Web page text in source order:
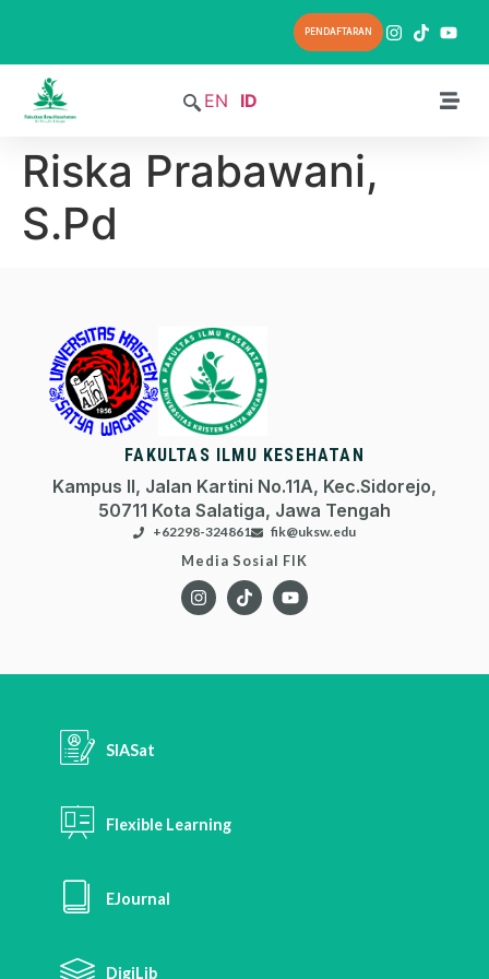
PENDAFTARAN
EN ID
Riska Prabawani,
S.Pd
FAKULTAS ILMU KESEHATAN
Kampus II, Jalan Kartini No.11A, Kec.Sidorejo,
50711 Kota Salatiga, Jawa Tengah
+62298-324861 fik@uksw.edu
Media Sosial FIK
SIASat
Flexible Learning
EJournal
DigiLib